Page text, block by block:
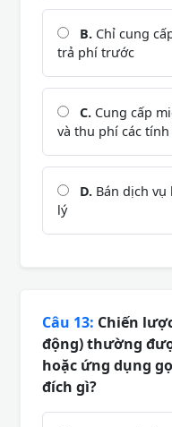
B. Chỉ cung
trả phí trước
C. Cung cấp
và thu phí các
D. Bán dịch vụ
lý
Câu 13: Chiến
động) thường
hoặc ứng dụng
đích gì?